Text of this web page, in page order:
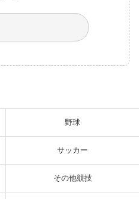
野球
サッカー
その他競技